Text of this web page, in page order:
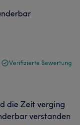
Verifizierte Bewertung
die Zeit verging
verstanden